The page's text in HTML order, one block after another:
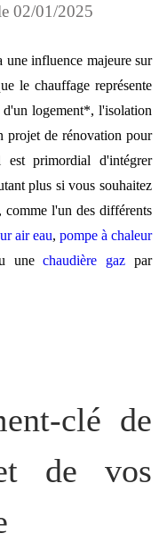
clé de
et de vos
ses dépenses
: changer de
02/01/2025
une influence majeure sur
le chauffage représente
logement*, l'isolation
projet de rénovation pour
primordial d'intégrer
plus si vous souhaitez
comme l'un des différents
air eau, pompe à chaleur
unechaudière gaz par
clé de
de vos